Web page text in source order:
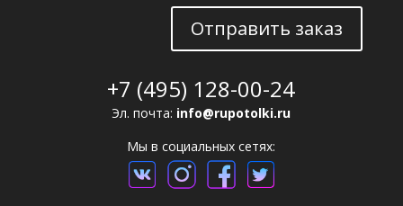
Отправить заказ
+7 (495) 128-00-24
Эл. почта: info@rupotolki.ru
Мы в социальных сетях: